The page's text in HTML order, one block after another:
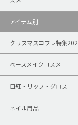
アイテム別
クリスマスコフレ特集
ベースメイクコスメ
口紅・リップ・グロス
ネイル用品